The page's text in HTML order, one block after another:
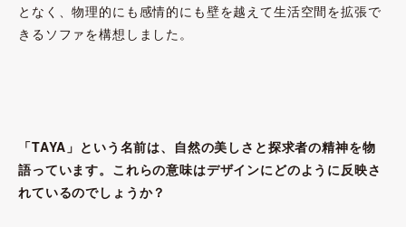
となく、物理的にも感情的にも壁を越えて生活空間を拡張で
きるソファを構想しました。
「TAYA」という名前は、自然の美しさと探求者の精神を物
語っています。これらの意味はデザインにどのように反映さ
れているのでしょうか？